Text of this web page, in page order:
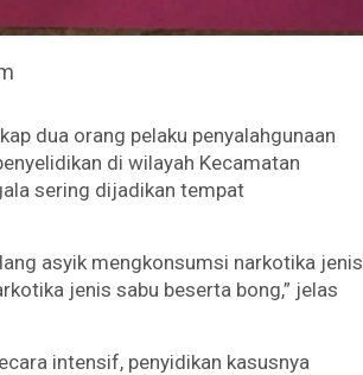
dua orang pelaku penyalahgunaan
di wilayah Kecamatan
sering dijadikan tempat
asyik mengkonsumsi narkotika jenis
jenis sabu beserta bong,” jelas
intensif, penyidikan kasusnya